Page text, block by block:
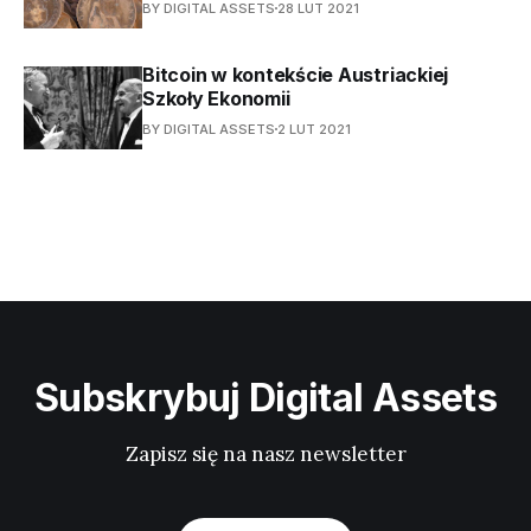
BY DIGITAL ASSETS 28 LUT 2021
Bitcoin w kontekście Austriackiej
Szkoły Ekonomii
BY DIGITAL ASSETS 2 LUT 2021
Subskrybuj Digital Assets
Zapisz się na nasz newsletter